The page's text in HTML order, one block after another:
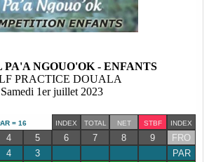
PA'A NGOUO'OK - ENFANTS
PRACTICE DOUALA
Samedi 1er juillet 2023
= 16 INDEX TOTAL NET STBF INDEX
4 5 6 7 8 9
FRO
4 3 PAR